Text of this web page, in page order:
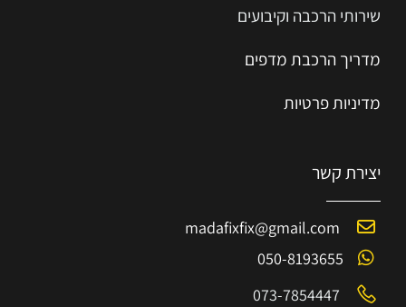
שירותי הרכבה וקיבועים
מדריך הרכבת מדפים
מדיניות פרטיות
יצירת קשר
madafixfix@gmail.com
050-8193655
073-7854447